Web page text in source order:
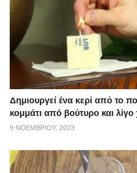
Δημιουργεί ένα κερί από το
κομμάτι από βούτυρο και λίγο
9 ΝΟΕΜΒΡΊΟΥ, 2023